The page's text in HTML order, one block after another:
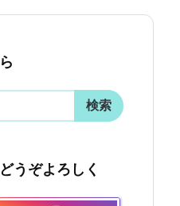
うぞよろしく